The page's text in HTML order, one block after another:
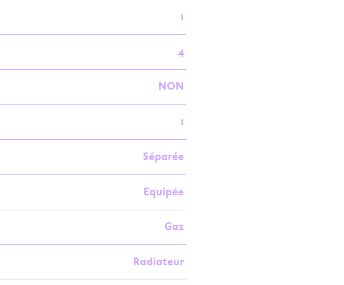
1
4
NON
1
Séparée
Equipée
Gaz
Radiateur